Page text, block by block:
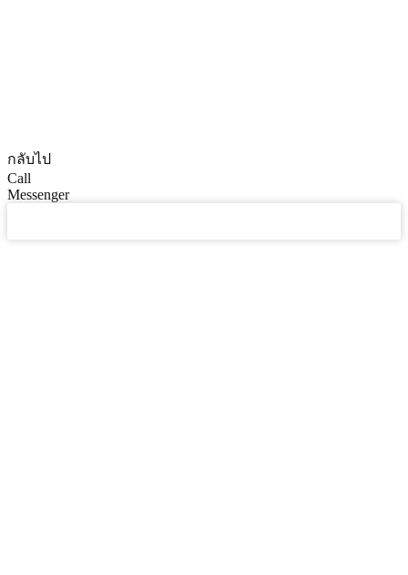
กลับไป
Call
Messenger